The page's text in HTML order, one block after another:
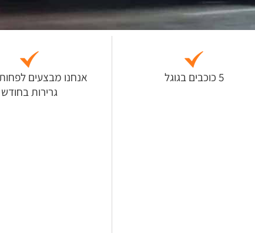
גרירות בחודש
5 כוכבים בגוגל